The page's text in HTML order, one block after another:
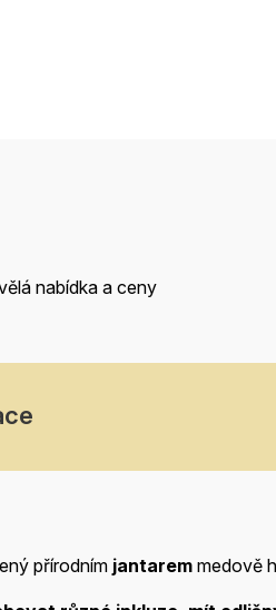
nabídka a ceny
přírodním jantarem medově